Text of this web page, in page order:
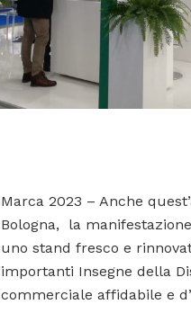
Marca 2023 – Anche
Bologna, la
uno stand fresco e
importanti Insegne della
commerciale affidabile e